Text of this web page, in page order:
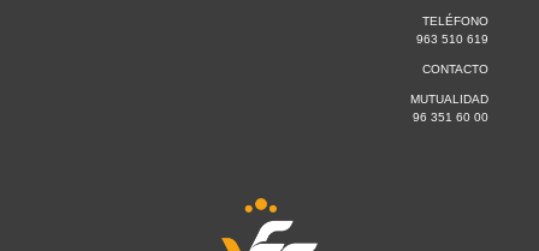
TELÉFONO
963 510 619
CONTACTO
MUTUALIDAD
96 351 60 00